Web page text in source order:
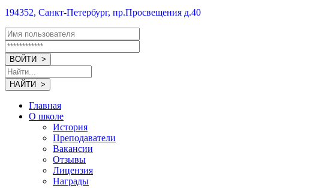
194352, Санкт-Петербург, пр.Просвещения д.40
Главная
О школе
История
Преподаватели
Вакансии
Отзывы
Лицензия
Награды